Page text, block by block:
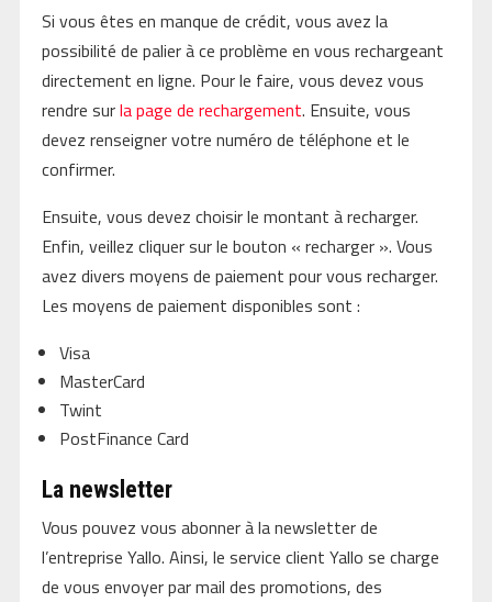
Si vous êtes en manque de crédit, vous avez la
possibilité de palier à ce problème en vous rechargeant
directement en ligne. Pour le faire, vous devez vous
rendre surla page de rechargement. Ensuite, vous
devez renseigner votre numéro de téléphone et le
confirmer.
Ensuite, vous devez choisir le montant à recharger.
Enfin, veillez cliquer sur le bouton « recharger ». Vous
avez divers moyens de paiement pour vous recharger.
Les moyens de paiement disponibles sont :
Visa
MasterCard
Twint
PostFinance Card
La newsletter
Vous pouvez vous abonner à la newsletter de
l’entreprise Yallo. Ainsi, le service client Yallo se charge
de vous envoyer par mail des promotions, des